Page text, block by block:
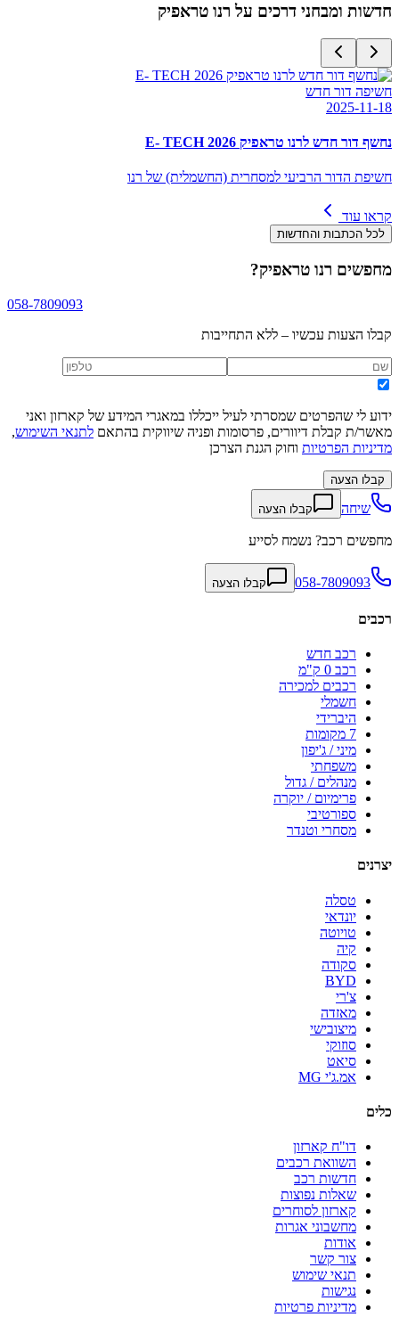
חדשות ומבחני דרכים על רנו טראפיק
חשיפה דור חדש
2025-11-18
נחשף דור חדש לרנו טראפיק E- TECH 2026
חשיפת הדור הרביעי למסחרית (החשמלית) של רנו
קראו עוד
לכל הכתבות והחדשות
מחפשים רנו טראפיק?
058-7809093
קבלו הצעות עכשיו – ללא התחייבות
ידוע לי שהפרטים שמסרתי לעיל ייכללו במאגרי המידע של קארזון ואני
מאשר/ת קבלת דיוורים, פרסומות ופניה שיווקית בהתאם לתנאי השימוש,
מדיניות הפרטיות וחוק הגנת הצרכן
קבלו הצעה
שיחה קבלו הצעה
מחפשים רכב? נשמח לסייע
058-7809093 קבלו הצעה
רכבים
רכב חדש
רכב 0 ק"מ
רכבים למכירה
חשמלי
היברידי
7 מקומות
מיני / ג'יפון
משפחתי
מנהלים / גדול
פרימיום / יוקרה
ספורטיבי
מסחרי וטנדר
יצרנים
טסלה
יונדאי
טויוטה
קיה
סקודה
BYD
צ'רי
מאזדה
מיצובישי
סוזוקי
סיאט
אמ.ג'י MG
כלים
דו"ח קארזון
השוואת רכבים
חדשות רכב
שאלות נפוצות
קארזון לסוחרים
מחשבוני אגרות
אודות
צור קשר
תנאי שימוש
נגישות
מדיניות פרטיות